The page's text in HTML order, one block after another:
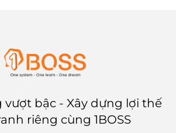
vượt bậc - Xây dựng lợi thế
riêng cùng 1BOSS